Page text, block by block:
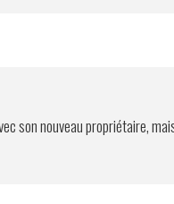
son nouveau propriétaire,